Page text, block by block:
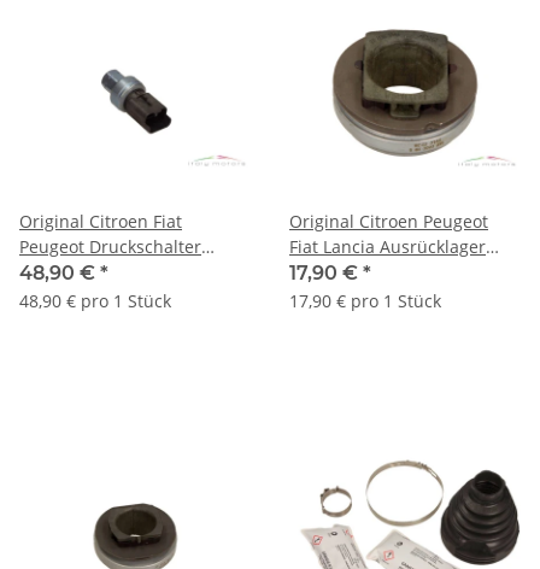
Original Citroen Fiat
Peugeot Druckschalter
Druckknopf Klimaanlage
9678362280
48,90 € *
48,90 € pro 1 Stück
Original Citroen Peugeot
Fiat Lancia Ausrücklager
Kupplung 1611266780
17,90 € *
17,90 € pro 1 Stück